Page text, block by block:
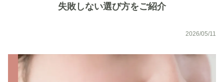
失敗しない選び方をご紹介
2026/05/11